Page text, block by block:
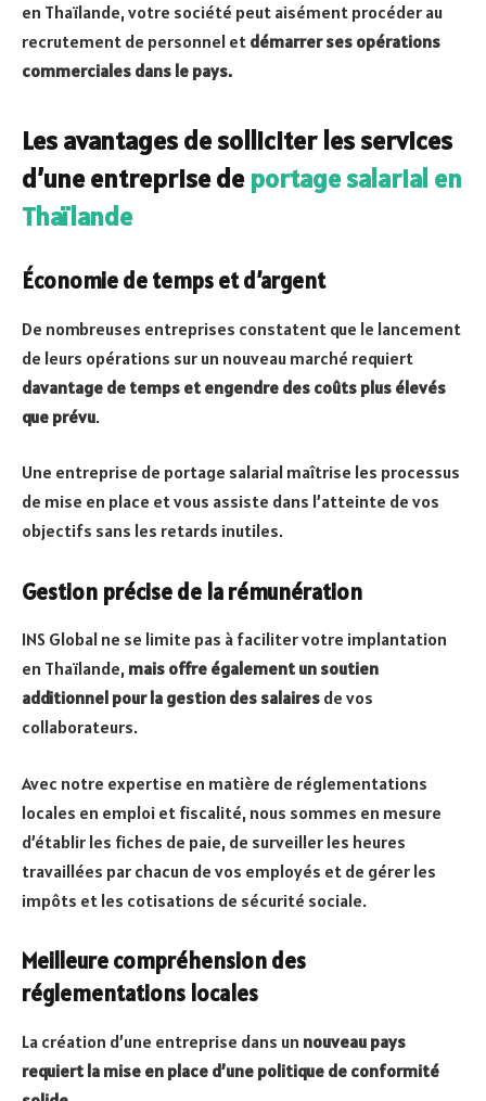
en Thaïlande, votre société peut aisément procéder au
recrutement de personnel et démarrer ses opérations
commerciales dans le pays.
Les avantages de solliciter les services
d’une entreprise deportage salarial en
Thaïlande
Économie de temps et d’argent
De nombreuses entreprises constatent que le lancement
de leurs opérations sur un nouveau marché requiert
davantage de temps et engendre des coûts plus élevés
que prévu.
Une entreprise de portage salarial maîtrise les processus
de mise en place et vous assiste dans l’atteinte de vos
objectifs sans les retards inutiles.
Gestion précise de la rémunération
INS Global ne se limite pas à faciliter votre implantation
en Thaïlande, mais offre également un soutien
additionnel pour la gestion des salaires de vos
collaborateurs.
Avec notre expertise en matière de réglementations
locales en emploi et fiscalité, nous sommes en mesure
d’établir les fiches de paie, de surveiller les heures
travaillées par chacun de vos employés et de gérer les
impôts et les cotisations de sécurité sociale.
Meilleure compréhension des
réglementations locales
La création d’une entreprise dans un nouveau pays
requiert la mise en place d’une politique de conformité